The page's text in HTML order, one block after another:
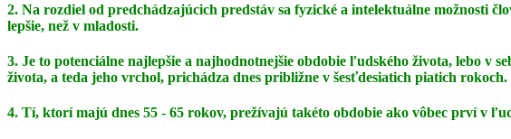
2. Na rozdiel od predchádzajúcich predstáv sa fyzické a intelektuálne možnosti
lepšie, než v mladosti.
3. Je to potenciálne najlepšie a najhodnotnejšie obdobie ľudského života, lebo v
života, a teda jeho vrchol, prichádza dnes približne v šesťdesiatich piatich rokoch.
4. Tí, ktorí majú dnes 55 - 65 rokov, prežívajú takéto obdobie ako vôbec prví v